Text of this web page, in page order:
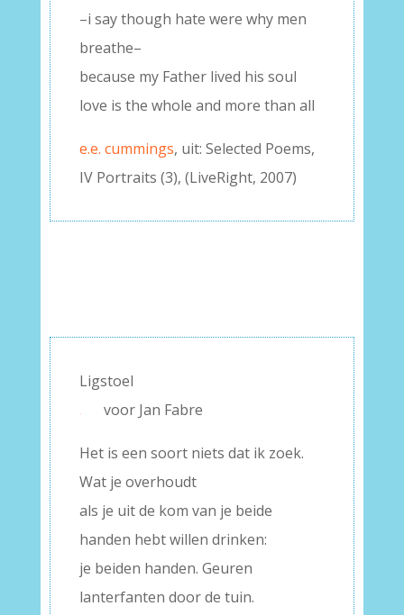
–i say though hate were why men
breathe–
because my Father lived his soul
love is the whole and more than all
e.e. cummings, uit: Selected Poems,
IV Portraits (3), (LiveRight, 2007)
Ligstoel
.
voor Jan Fabre
Het is een soort niets dat ik zoek.
Wat je overhoudt
als je uit de kom van je beide
handen hebt willen drinken:
je beiden handen. Geuren
lanterfanten door de tuin.